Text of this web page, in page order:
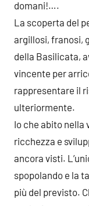
domani!….
La scoperta del
argillosi, franosi,
della Basilicata,
vincente per
rappresentare il
ulteriormente.
Io che abito nella
ricchezza e
ancora visti.
spopolando e la
più del previsto.